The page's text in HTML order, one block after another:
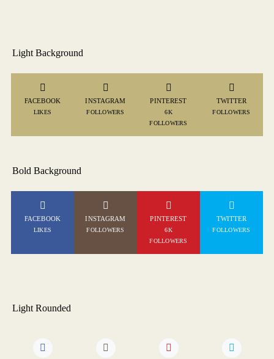
Light Background
FACEBOOK
LIKES
INSTAGRAM
FOLLOWERS
PINTEREST
6K
FOLLOWERS
TWITTER
FOLLOWERS
Bold Background
FACEBOOK
LIKES
INSTAGRAM
FOLLOWERS
PINTEREST
6K
FOLLOWERS
TWITTER
FOLLOWERS
Light Rounded